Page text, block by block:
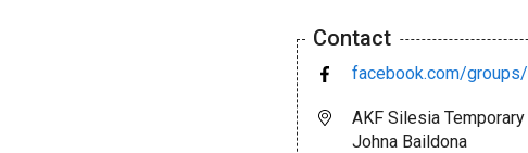
Contact
facebook.com/
AKF Silesia Temporary
Johna Baildona